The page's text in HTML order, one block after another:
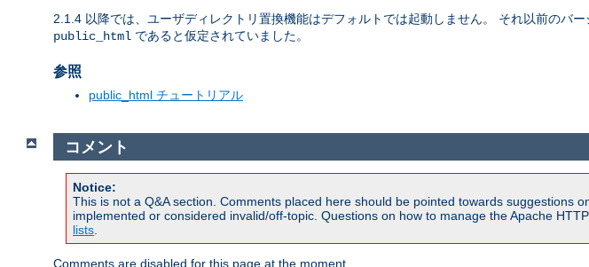
2.1.4 以降では、ユーザディレクトリ置換機能はデフォルトでは起動しません。 それ以前のバー
public_html であると仮定されていました。
参照
public_html チュートリアル
コメント
Notice:
This is not a Q&A section. Comments placed here should be pointed towards
implemented or considered invalid/off-topic. Questions on how to manage the Apache
lists.
Comments are disabled for this page at the moment.